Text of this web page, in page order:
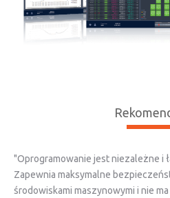
"Oprogramowanie jest niezależne i
Zapewnia maksymalne
środowiskami maszynowymi i nie